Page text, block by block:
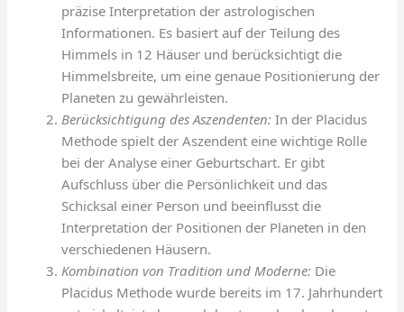
präzise Interpretation der astrologischen
Informationen. Es basiert auf der Teilung des
Himmels in 12 Häuser und berücksichtigt die
Himmelsbreite, um eine genaue Positionierung der
Planeten zu gewährleisten.
Berücksichtigung des Aszendenten: In der Placidus
Methode spielt der Aszendent eine wichtige Rolle
bei der Analyse einer Geburtschart. Er gibt
Aufschluss über die Persönlichkeit und das
Schicksal einer Person und beeinflusst die
Interpretation der Positionen der Planeten in den
verschiedenen Häusern.
Kombination von Tradition und Moderne: Die
Placidus Methode wurde bereits im 17. Jahrhundert